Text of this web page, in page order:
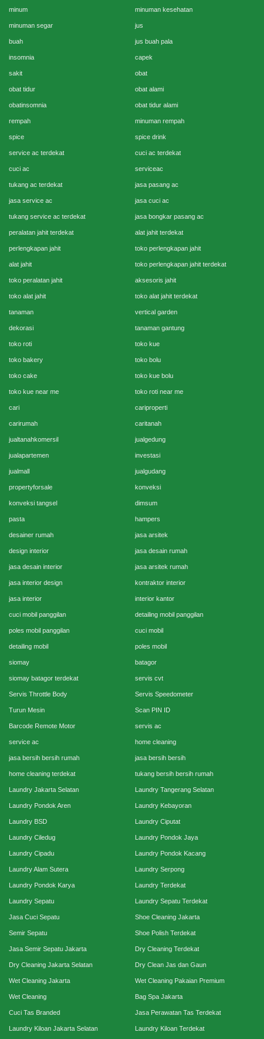
minum minuman kesehatan
minuman segar jus
buah jus buah pala
insomnia capek
sakit obat
obat tidur obat alami
obatinsomnia obat tidur alami
rempah minuman rempah
spice spice drink
service ac terdekat cuci ac terdekat
cuci ac serviceac
tukang ac terdekat jasa pasang ac
jasa service ac jasa cuci ac
tukang service ac terdekat jasa bongkar pasang ac
peralatan jahit terdekat alat jahit terdekat
perlengkapan jahit toko perlengkapan jahit
alat jahit toko perlengkapan jahit terdekat
toko peralatan jahit aksesoris jahit
toko alat jahit toko alat jahit terdekat
tanaman vertical garden
dekorasi tanaman gantung
toko roti toko kue
toko bakery toko bolu
toko cake toko kue bolu
toko kue near me toko roti near me
cari cariproperti
carirumah caritanah
jualtanahkomersil jualgedung
jualapartemen investasi
jualmall jualgudang
propertyforsale konveksi
konveksi tangsel dimsum
pasta hampers
desainer rumah jasa arsitek
design interior jasa desain rumah
jasa desain interior jasa arsitek rumah
jasa interior design kontraktor interior
jasa interior interior kantor
cuci mobil panggilan detailing mobil panggilan
poles mobil panggilan cuci mobil
detailing mobil poles mobil
siomay batagor
siomay batagor terdekat servis cvt
Servis Throttle Body Servis Speedometer
Turun Mesin Scan PIN ID
Barcode Remote Motor servis ac
service ac home cleaning
jasa bersih bersih rumah jasa bersih bersih
home cleaning terdekat tukang bersih bersih rumah
Laundry Jakarta Selatan Laundry Tangerang Selatan
Laundry Pondok Aren Laundry Kebayoran
Laundry BSD Laundry Ciputat
Laundry Ciledug Laundry Pondok Jaya
Laundry Cipadu Laundry Pondok Kacang
Laundry Alam Sutera Laundry Serpong
Laundry Pondok Karya Laundry Terdekat
Laundry Sepatu Laundry Sepatu Terdekat
Jasa Cuci Sepatu Shoe Cleaning Jakarta
Semir Sepatu Shoe Polish Terdekat
Jasa Semir Sepatu Jakarta Dry Cleaning Terdekat
Dry Cleaning Jakarta Selatan Dry Clean Jas dan Gaun
Wet Cleaning Jakarta Wet Cleaning Pakaian Premium
Wet Cleaning Bag Spa Jakarta
Cuci Tas Branded Jasa Perawatan Tas Terdekat
Laundry Kiloan Jakarta Selatan Laundry Kiloan Terdekat